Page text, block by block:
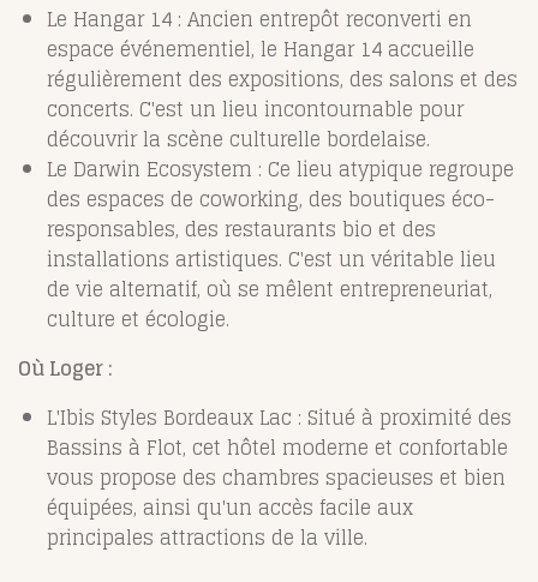
Le Hangar 14 : Ancien entrepôt reconverti en
espace événementiel, le Hangar 14 accueille
régulièrement des expositions, des salons et des
concerts. C'est un lieu incontournable pour
découvrir la scène culturelle bordelaise.
Le Darwin Ecosystem : Ce lieu atypique regroupe
des espaces de coworking, des boutiques éco-
responsables, des restaurants bio et des
installations artistiques. C'est un véritable lieu
de vie alternatif, où se mêlent entrepreneuriat,
culture et écologie.
Où Loger :
L'Ibis Styles Bordeaux Lac : Situé à proximité des
Bassins à Flot, cet hôtel moderne et confortable
vous propose des chambres spacieuses et bien
équipées, ainsi qu'un accès facile aux
principales attractions de la ville.